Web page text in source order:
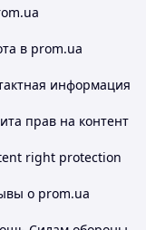
в prom.ua
информация
прав на контент
right protection
о prom.ua